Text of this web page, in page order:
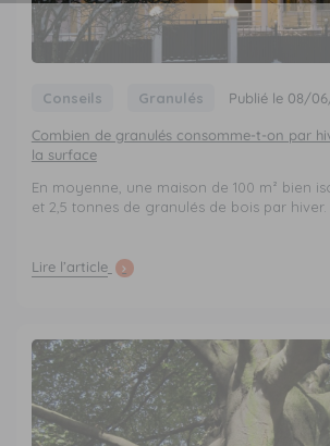
Conseils Granulés Publié le 08/
Combien de granulés consomme-t-on par
la surface
En moyenne, une maison de 100 m² bien
et 2,5 tonnes de granulés de bois par hiver.
Lire l’article